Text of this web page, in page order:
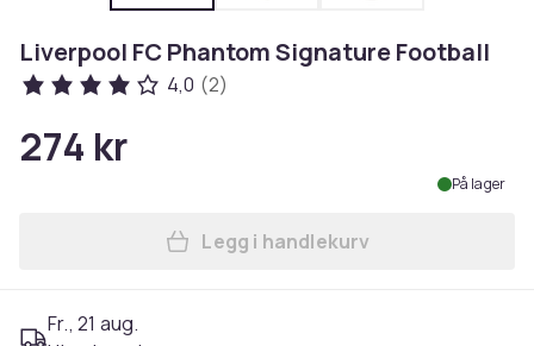
Liverpool FC Phantom Signature Football
4,0 (2)
274 kr
På lager
Legg Liverpool FC
Legg i handlekurv
Fr., 21 aug.